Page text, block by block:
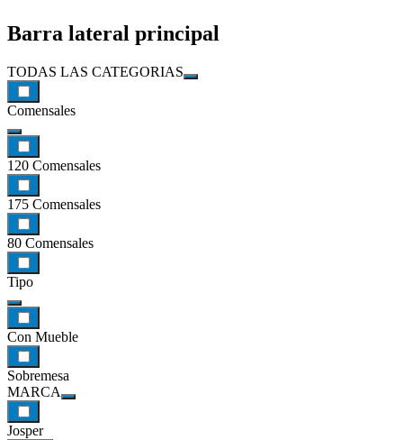
Barra lateral principal
TODAS LAS CATEGORIAS
Comensales
120 Comensales
175 Comensales
80 Comensales
Tipo
Con Mueble
Sobremesa
MARCA
Josper